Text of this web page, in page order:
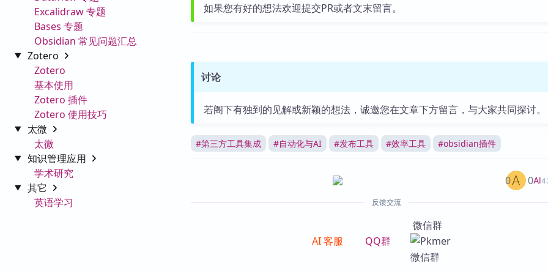
Excalidraw 专题
Bases 专题
Obsidian 常见问题汇总
Zotero
Zotero
基本使用
Zotero 插件
Zotero 使用技巧
太微
太微
知识管理应用
学术研究
其它
英语学习
如果您有好的想法欢迎提交PR或者文末留言。
讨论
若阁下有独到的见解或新颖的想法，诚邀您在文章下方留言，与大家共同探讨。
#第三方工具集成 #自动化与AI #发布工具 #效率工具 #obsidian插件
AI
0 0
反馈交流
AI 客服 QQ群
微信群